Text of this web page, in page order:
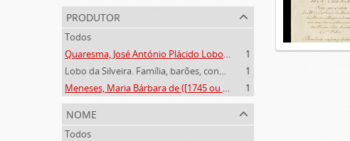
produtor
Todos
Quaresma, José António Plácido Lobo da Silveira (1769-1844)
1
Lobo da Silveira. Família, barões, condes e marqueses de Alvito (1475-1910)
1
Meneses, Maria Bárbara de ([1745 ou 1751]-[post. 1784])
1
nome
Todos